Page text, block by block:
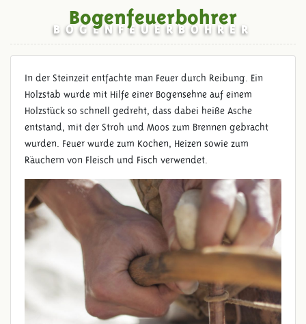
BOGENFEUERBOHRER
Bogenfeuerbohrer
In der Steinzeit entfachte man Feuer durch Reibung. Ein
Holzstab wurde mit Hilfe einer Bogensehne auf einem
Holzstück so schnell gedreht, dass dabei heiße Asche
entstand, mit der Stroh und Moos zum Brennen gebracht
wurden. Feuer wurde zum Kochen, Heizen sowie zum
Räuchern von Fleisch und Fisch verwendet.